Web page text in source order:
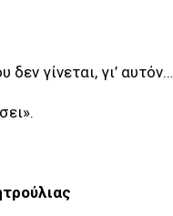
γίνεται, γι’ αυτόν…